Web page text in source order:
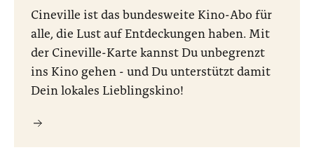
Cineville ist das bundesweite Kino-Abo für
alle, die Lust auf Entdeckungen haben. Mit
der Cineville-Karte kannst Du unbegrenzt
ins Kino gehen - und Du unterstützt damit
Dein lokales Lieblingskino!